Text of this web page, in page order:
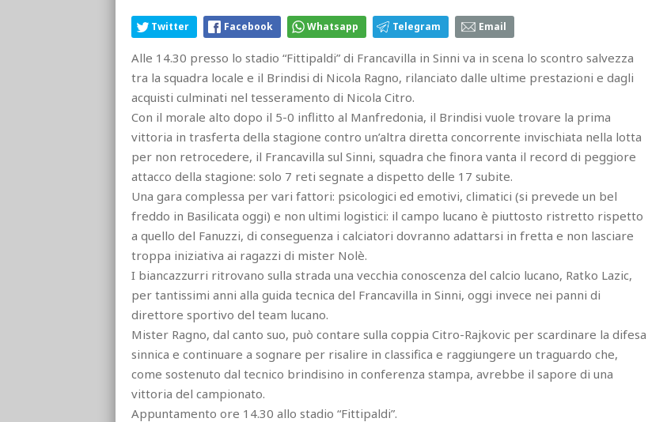
Twitter Facebook Whatsapp Telegram Email
Alle 14.30 presso lo stadio “Fittipaldi” di Francavilla in Sinni va in scena lo scontro salvezza
tra la squadra locale e il Brindisi di Nicola Ragno, rilanciato dalle ultime prestazioni e dagli
acquisti culminati nel tesseramento di Nicola Citro.
Con il morale alto dopo il 5-0 inflitto al Manfredonia, il Brindisi vuole trovare la prima
vittoria in trasferta della stagione contro un’altra diretta concorrente invischiata nella lotta
per non retrocedere, il Francavilla sul Sinni, squadra che finora vanta il record di peggiore
attacco della stagione: solo 7 reti segnate a dispetto delle 17 subite.
Una gara complessa per vari fattori: psicologici ed emotivi, climatici (si prevede un bel
freddo in Basilicata oggi) e non ultimi logistici: il campo lucano è piuttosto ristretto rispetto
a quello del Fanuzzi, di conseguenza i calciatori dovranno adattarsi in fretta e non lasciare
troppa iniziativa ai ragazzi di mister Nolè.
I biancazzurri ritrovano sulla strada una vecchia conoscenza del calcio lucano, Ratko Lazic,
per tantissimi anni alla guida tecnica del Francavilla in Sinni, oggi invece nei panni di
direttore sportivo del team lucano.
Mister Ragno, dal canto suo, può contare sulla coppia Citro-Rajkovic per scardinare la difesa
sinnica e continuare a sognare per risalire in classifica e raggiungere un traguardo che,
come sostenuto dal tecnico brindisino in conferenza stampa, avrebbe il sapore di una
vittoria del campionato.
Appuntamento ore 14.30 allo stadio “Fittipaldi”.